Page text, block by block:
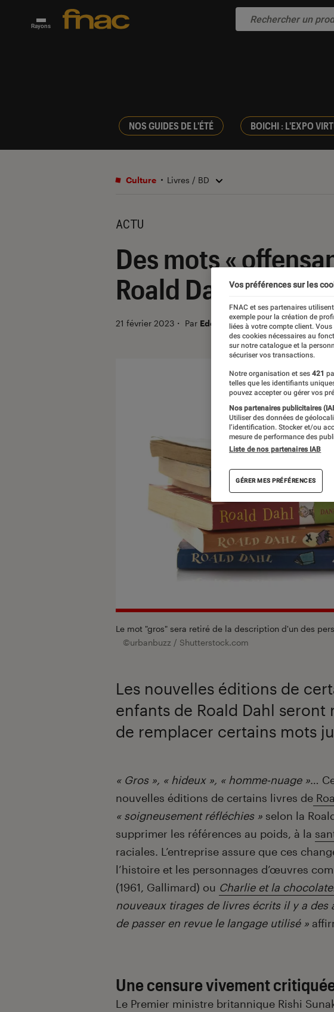
Rayons
NOS GUIDES DE L'ÉTÉ BOICHI : L'EXPO
Culture Livres / BD
ACTU
Des mots «
Roald Dahl
21 février 2023 ・ Par Edouard Lebigre
Le mot "gros" sera retiré de la description d'un des
©urbanbuzz / Shutterstock.com
Les nouvelles éditions de
enfants de Roald Dahl seront
de remplacer certains mots
Introduction
« Gros », « hideux », « homme-nuage »…
nouvelles éditions de certains livres de
« soigneusement réfléchies » selon la
supprimer les références au poids, à la
raciales. L’entreprise assure que ces
l’histoire et les personnages d’œuvres
(1961, Gallimard) ou Charlie et la
nouveaux tirages de livres écrits il y a des
de passer en revue le langage utilisé »
Une censure vivement
Le Premier ministre britannique Rishi
Vos préférences sur les
FNAC et ses partenaires
exemple pour la création de
liées à votre compte client.
des cookies nécessaires au
sur notre catalogue et la
sécuriser vos transactions.
Notre organisation et ses 421
telles que les identifiants
pouvez accepter ou gérer vos
Nos partenaires publicitaires
Utiliser des données de
l’identification. Stocker et/ou
mesure de performance des
Liste de nos partenaires IAB
GÉRER MES PRÉFÉRENCES